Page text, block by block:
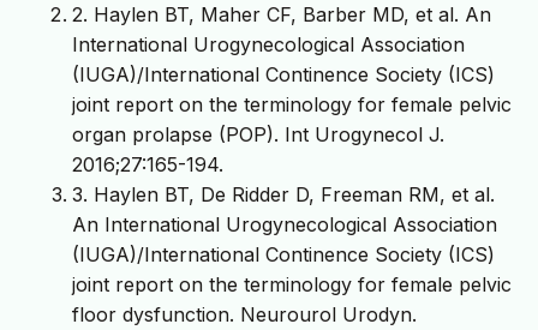
2. Haylen BT, Maher CF, Barber MD, et al. An
International Urogynecological Association
(IUGA)/International Continence Society (ICS)
joint report on the terminology for female pelvic
organ prolapse (POP). Int Urogynecol J.
2016;27:165-194.
3. Haylen BT, De Ridder D, Freeman RM, et al.
An International Urogynecological Association
(IUGA)/International Continence Society (ICS)
joint report on the terminology for female pelvic
floor dysfunction. Neurourol Urodyn.